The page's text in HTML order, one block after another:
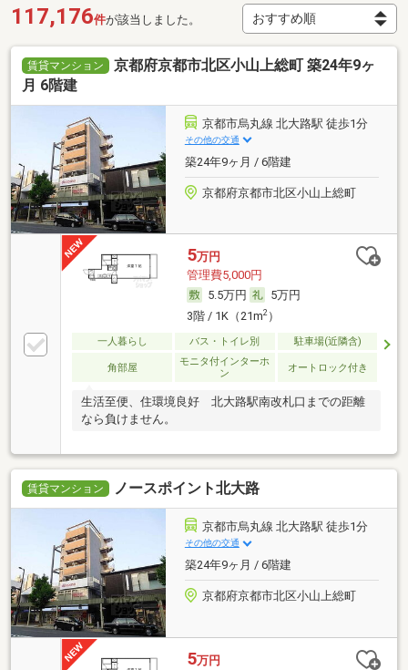
117,176件が該当しました。
賃貸マンション
京都府京都市北区小山上総町 築24年9ヶ
月 6階建
京都市烏丸線 北大路駅 徒歩1分
その他の交通
築24年9ヶ月 / 6階建
京都府京都市北区小山上総町
5万円
管理費5,000円
5.5万円
5万円
3階 / 1K（21m2）
一人暮らし バス・トイレ別 駐車場(近隣含)
角部屋
モニタ付インターホ
ン
オートロック付き
生活至便、住環境良好 北大路駅南改札口までの距離
なら負けません。
賃貸マンション ノースポイント北大路
京都市烏丸線 北大路駅 徒歩1分
その他の交通
築24年9ヶ月 / 6階建
京都府京都市北区小山上総町
5万円